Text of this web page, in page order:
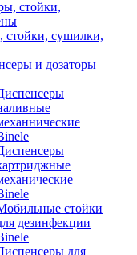
стойки, сушилки,
и дозаторы
стойки
дезинфекции
для